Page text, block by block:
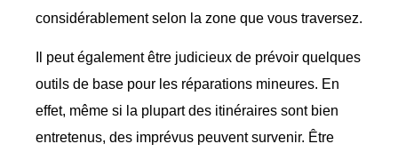
considérablement selon la zone que vous traversez.
Il peut également être judicieux de prévoir quelques
outils de base pour les réparations mineures. En
effet, même si la plupart des itinéraires sont bien
entretenus, des imprévus peuvent survenir. Être